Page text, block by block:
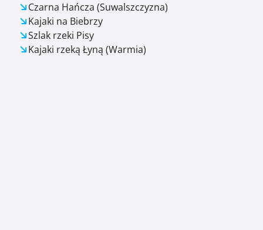
Czarna Hańcza (Suwalszczyzna)
Kajaki na Biebrzy
Szlak rzeki Pisy
Kajaki rzeką Łyną (Warmia)